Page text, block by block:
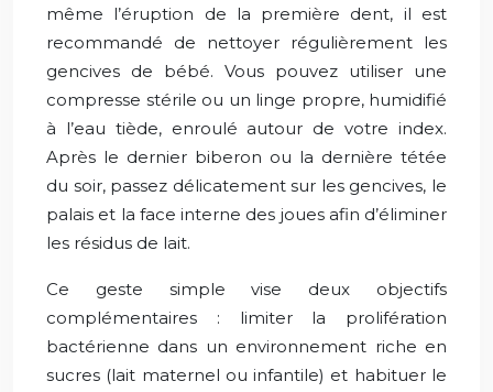
même l’éruption de la première dent, il est
recommandé de nettoyer régulièrement les
gencives de bébé. Vous pouvez utiliser une
compresse stérile ou un linge propre, humidifié
à l’eau tiède, enroulé autour de votre index.
Après le dernier biberon ou la dernière tétée
du soir, passez délicatement sur les gencives, le
palais et la face interne des joues afin d’éliminer
les résidus de lait.
Ce geste simple vise deux objectifs
complémentaires : limiter la prolifération
bactérienne dans un environnement riche en
sucres (lait maternel ou infantile) et habituer le